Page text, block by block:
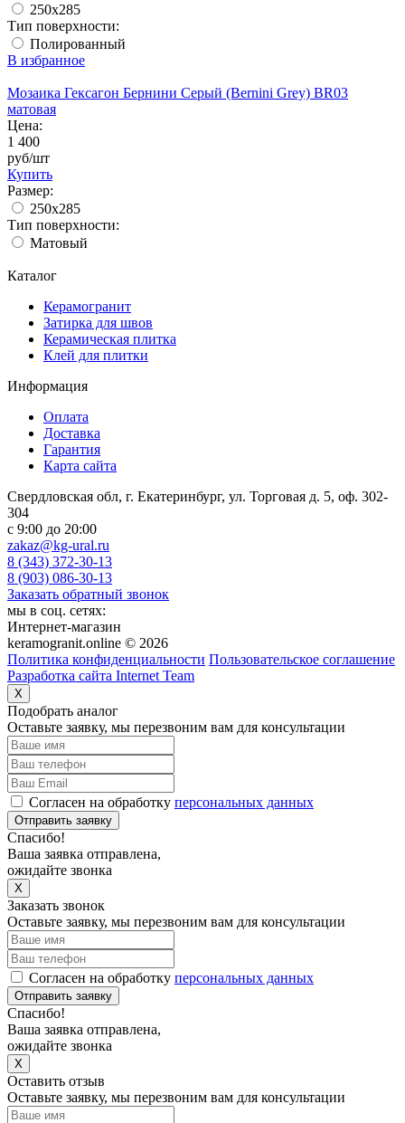
250x285
Тип поверхности:
Полированный
В избранное
Мозаика Гексагон Бернини Серый (Bernini Grey) BR03
матовая
Цена:
1 400
руб/шт
Купить
Размер:
250x285
Тип поверхности:
Матовый
Каталог
Керамогранит
Затирка для швов
Керамическая плитка
Клей для плитки
Информация
Оплата
Доставка
Гарантия
Карта сайта
Свердловская обл, г. Екатеринбург, ул. Торговая д. 5, оф. 302-
304
c 9:00 до 20:00
zakaz@kg-ural.ru
8 (343) 372-30-13
8 (903) 086-30-13
Заказать обратный звонок
мы в соц. сетях:
Интернет-магазин
keramogranit.online © 2026
Политика конфиденциальности Пользовательское соглашение
Разработка сайта Internet Team
X
Подобрать аналог
Оставьте заявку, мы перезвоним вам для консультации
Согласен на обработку персональных данных
Отправить заявку
Спасибо!
Ваша заявка отправлена,
ожидайте звонка
X
Заказать звонок
Оставьте заявку, мы перезвоним вам для консультации
Согласен на обработку персональных данных
Отправить заявку
Спасибо!
Ваша заявка отправлена,
ожидайте звонка
X
Оставить отзыв
Оставьте заявку, мы перезвоним вам для консультации